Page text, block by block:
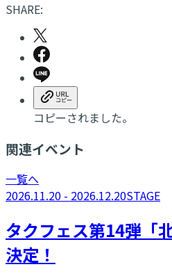
SHARE:
コピーされました。
関連イベント
一覧へ
2026.11.20 - 2026.12.20STAGE
タクフェス第14弾「
決定！